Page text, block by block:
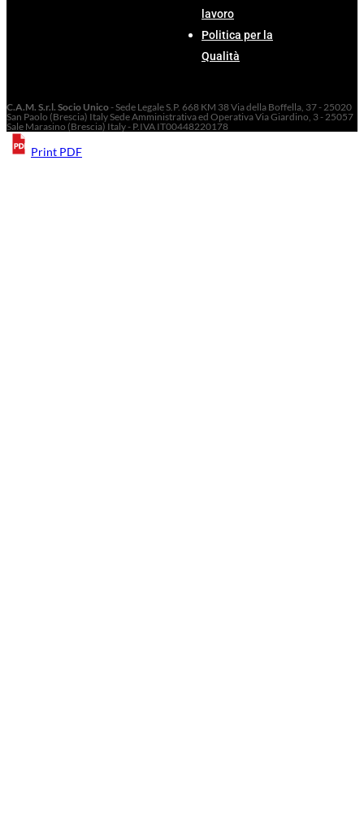
lavoro
Politica per la
Qualità
C.A.M. S.r.l. Socio Unico- Sede Legale S.P. 668 KM 38 Via della Boffella, 37 - 25020
San Paolo (Brescia) Italy Sede Amministrativa ed Operativa Via Giardino, 3 - 25057
Sale Marasino (Brescia) Italy - P.IVA IT00448220178
Print PDF